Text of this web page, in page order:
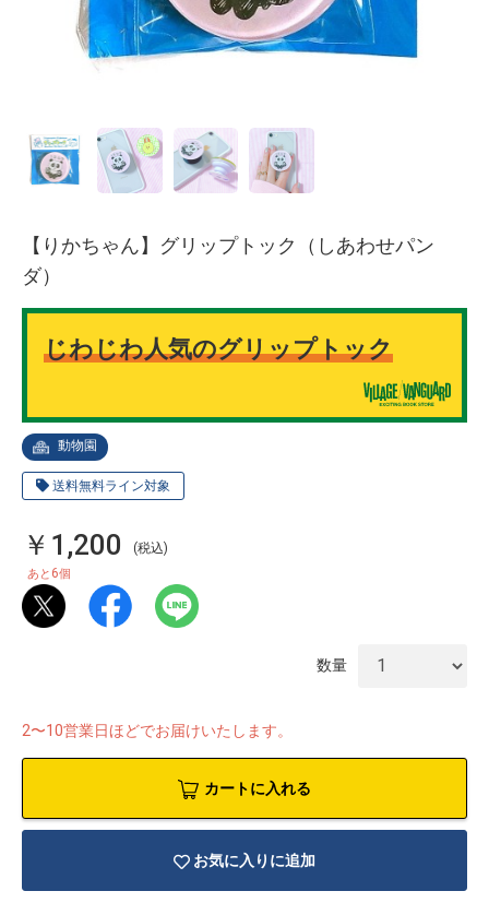
動物園
送料無料ライン対象
【りかちゃん】グリップトック（しあわせパン
ダ）
じわじわ人気のグリップトック
￥1,200 (税込)
あと 6個
数量
2〜10営業日ほどでお届けいたします。
カートに入れる
お気に入りに追加
ーター
ッズ